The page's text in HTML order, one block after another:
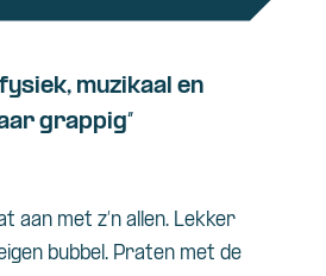
muzikaal en
grappig”
aan met z’n allen. Lekker
bubbel. Praten met de